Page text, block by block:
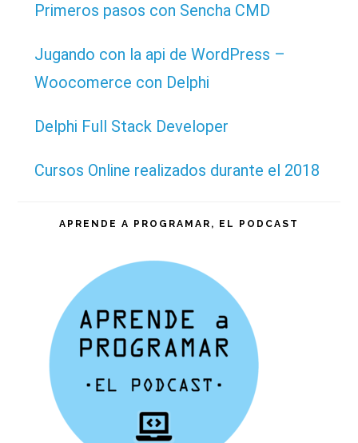
Primeros pasos con Sencha CMD
Jugando con la api de WordPress –
Woocomerce con Delphi
Delphi Full Stack Developer
Cursos Online realizados durante el 2018
APRENDE A PROGRAMAR, EL PODCAST